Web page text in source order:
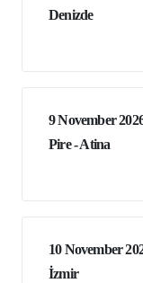
Denizde
9 November
Pire - Atina
10 November
İzmir